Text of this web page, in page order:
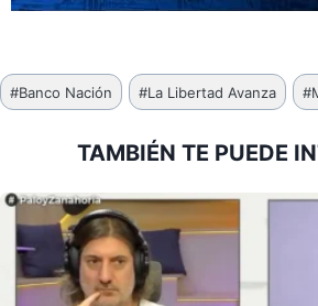
Etiquetas
de
#Banco Nación #La Libertad Avanza #
TAMBIÉN TE PUEDE